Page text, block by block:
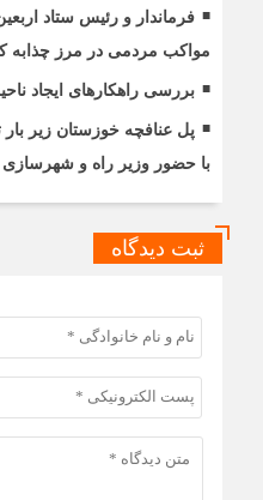
فرماندار و رئیس ستاد
مواکب مردمی در مرز چذابه
بررسی راهکارهای ایجاد
پل عنافچه خوزستان زیر
با حضور وزیر راه و شهرسازی
ثبت دیدگاه